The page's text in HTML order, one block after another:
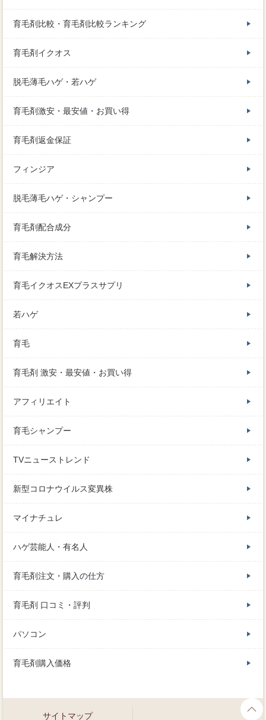
育毛剤比較・育毛剤比較ランキング
育毛剤イクオス
脱毛薄毛ハゲ・若ハゲ
育毛剤激安・最安値・お買い得
育毛剤返金保証
フィンジア
脱毛薄毛ハゲ・シャンプー
育毛剤配合成分
育毛解決方法
育毛イクオスEXプラスサプリ
若ハゲ
育毛
育毛剤 激安・最安値・お買い得
アフィリエイト
育毛シャンプー
TVニューストレンド
新型コロナウイルス変異株
マイナチュレ
ハゲ芸能人・有名人
育毛剤注文・購入の仕方
育毛剤 口コミ・評判
パソコン
育毛剤購入価格
サイトマップ